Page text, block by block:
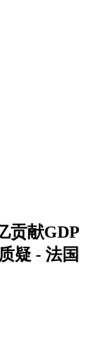
贡献GDP
疑 - 法国